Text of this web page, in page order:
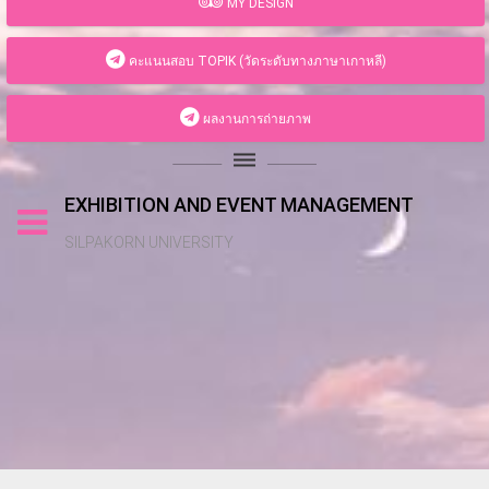
MY DESIGN
คะแนนสอบ TOPIK (วัดระดับทางภาษาเกาหลี)
ผลงานการถ่ายภาพ
dehaze
EXHIBITION AND EVENT MANAGEMENT
SILPAKORN UNIVERSITY